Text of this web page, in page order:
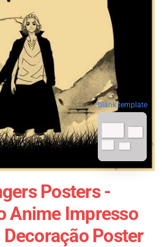
blank template
Posters -
Anime Impresso
Poster